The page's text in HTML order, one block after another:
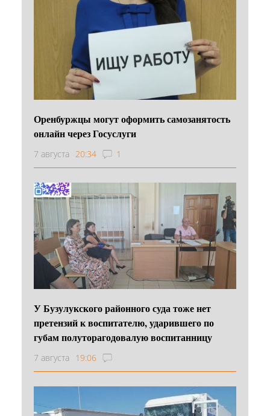
Оренбуржцы могут оформить самозанятость
онлайн через Госуслуги
7 августа 20:34 1
У Бузулукского районного суда тоже нет
претензий к воспитателю, ударившего по
губам полуторагодовалую воспитанницу
7 августа 19:06